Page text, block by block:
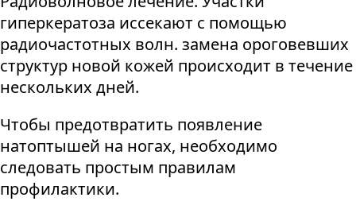
гиперкератоза иссекают с помощью
радиочастотных волн. замена ороговевших
структур новой кожей происходит в течение
нескольких дней.
Чтобы предотвратить появление
натоптышей на ногах, необходимо
следовать простым правилам
профилактики.